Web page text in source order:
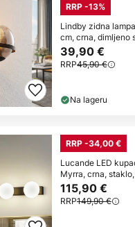
RRP -13%
Lindby zidna
cm, crna, dimljeno
39,90 €
RRP45,90 €
Na lageru
RRP -34,00 €
Lucande LED
Myrra, crna,
115,90 €
RRP149,90 €